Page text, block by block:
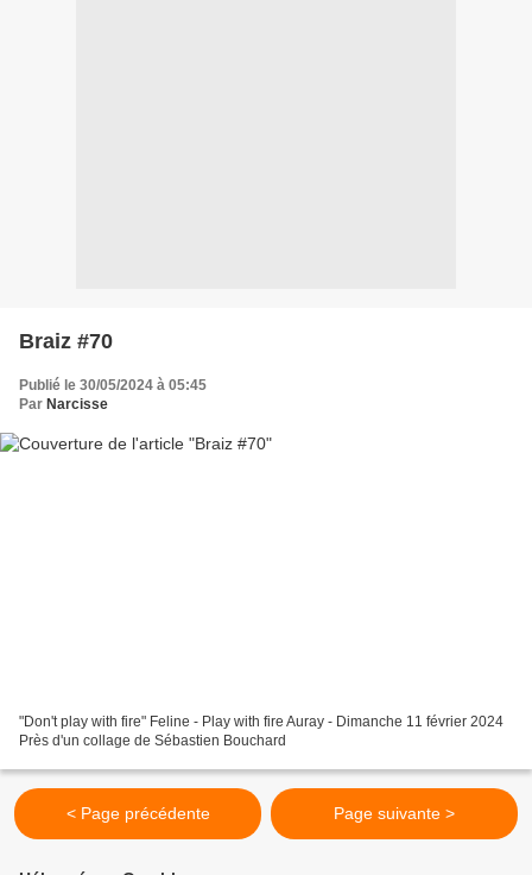
Braiz #70
Publié le 30/05/2024 à 05:45
Par Narcisse
"Don't play with fire" Feline - Play with fire Auray - Dimanche 11 février 2024
Près d'un collage de Sébastien Bouchard
< Page précédente Page suivante >